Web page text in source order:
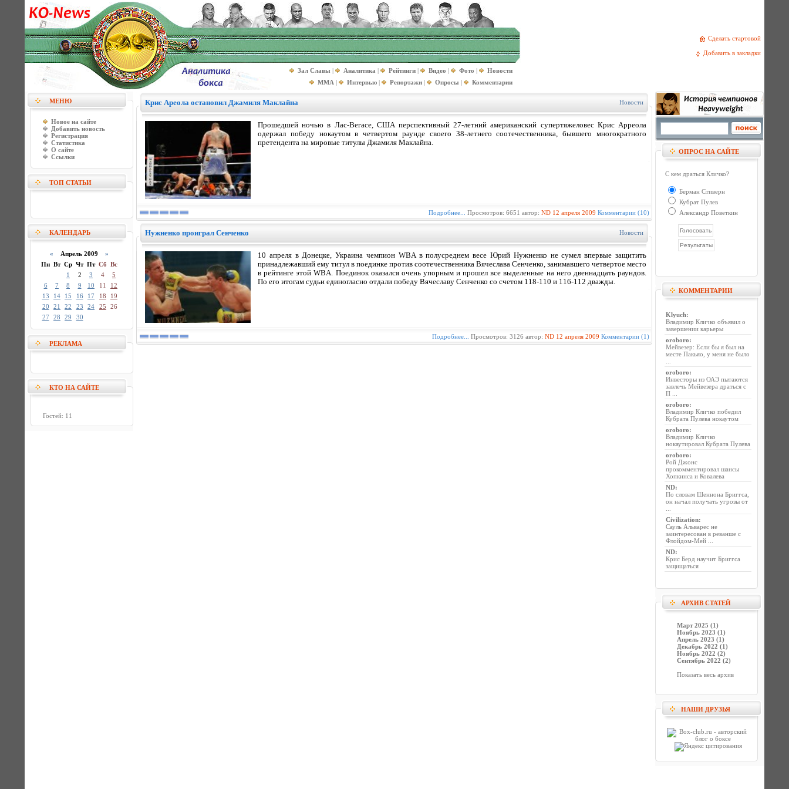
Сделать стартовой
Добавить в закладки
Зал Славы | Аналитика | Рейтинги | Видео | Фото |
Новости
MMA | Интервью | Репортажи | Опросы | Комментарии
МЕНЮ
Новое на сайте
Добавить новость
Регистрация
Статистика
О сайте
Ссылки
ТОП СТАТЬИ
КАЛЕНДАРЬ
« Апрель 2009 »
Пн Вт Ср Чт Пт Сб Вс
1
2 3 4
5
6
7 8 9 10 11
12
13
14 15 16 17 18
19
20
21 22 23 24 25
26
27
28 29 30
РЕКЛАМА
КТО НА САЙТЕ
Гостей: 11
Крис Ареола остановил Джамиля Маклайна Новости
Прошедшей ночью в Лас-Вегасе, США перспективный 27-летний американский супертяжеловес Крис Арреола
одержал победу нокаутом в четвертом раунде своего 38-летнего соотечественника, бывшего многократного
претендента на мировые титулы Джамиля Маклайна.
Подробнее... Просмотров: 6651 автор: ND 12 апреля 2009 Комментарии (10)
Нужненко проиграл Сенченко Новости
10 апреля в Донецке, Украина чемпион WBA в полусреднем весе Юрий Нужненко не сумел впервые защитить
принадлежавший ему титул в поединке против соотечественника Вячеслава Сенченко, занимавшего четвертое место
в рейтинге этой WBA. Поединок оказался очень упорным и прошел все выделенные на него двеннадцать раундов.
По его итогам судьи единогласно отдали победу Вячеславу Сенченко со счетом 118-110 и 116-112 дважды.
Подробнее... Просмотров: 3126 автор: ND 12 апреля 2009 Комментарии (1)
ОПРОС НА САЙТЕ
С кем драться Кличко?
Берман Стиверн
Кубрат Пулев
Александр Поветкин
КОММЕНТАРИИ
Klyuch:
Владимир Кличко объявил о
завершении карьеры
oroboro:
Мейвезер: Если бы я был на
месте Пакьяо, у меня не было
oroboro:
Инвесторы из ОАЭ пытаются
завлечь Мейвезера драться с
П ...
oroboro:
Владимир Кличко победил
Кубрата Пулева нокаутом
oroboro:
Владимир Кличко
нокаутировал Кубрата Пулева
oroboro:
Рой Джонс
прокомментировал шансы
Хопкинса и Ковалева
ND:
По словам Шеннона Бриггса,
он начал получать угрозы от
Civilization:
Сауль Альварес не
заинтересован в реванше с
Флойдом-Мей ...
ND:
Крис Берд научит Бриггса
защищаться
АРХИВ СТАТЕЙ
Март 2025 (1)
Ноябрь 2023 (1)
Апрель 2023 (1)
Декабрь 2022 (1)
Ноябрь 2022 (2)
Сентябрь 2022 (2)
Показать весь архив
НАШИ ДРУЗЬЯ